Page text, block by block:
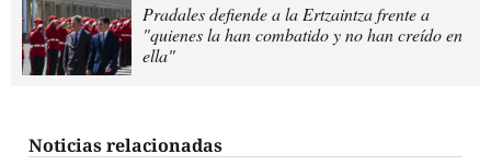
Pradales defiende a la Ertzaintza frente a
"quienes la han combatido y no han creído en
ella"
Noticias relacionadas